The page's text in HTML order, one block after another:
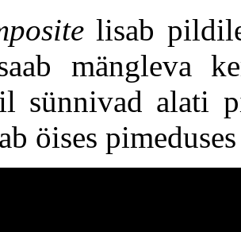
lisab
mängleva
sünnivad alati
öises